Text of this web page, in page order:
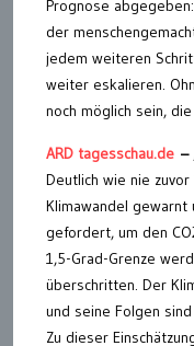
Prognose
der
jedem weiteren
weiter eskalieren.
noch möglich sein,
ARD tagesschau.de –
Deutlich wie nie
Klimawandel gewarnt
gefordert, um den
1,5-Grad-Grenze
überschritten. Der
und seine Folgen sind
Zu dieser